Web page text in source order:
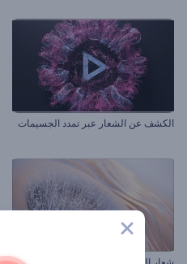
الكشف عن الشعار عبر تمدد الجسيمات